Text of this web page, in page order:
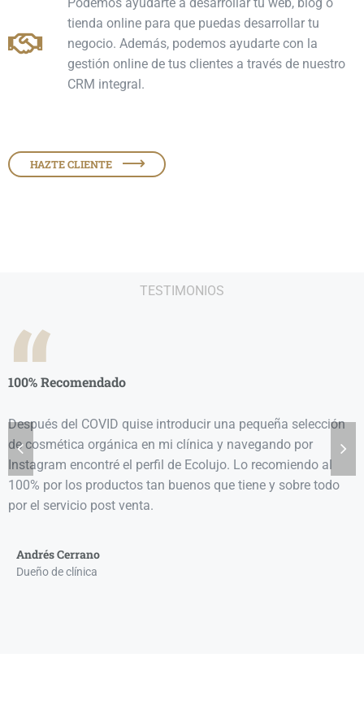
tienda online para que puedas desarrollar tu
negocio. Además, podemos ayudarte con la
gestión online de tus clientes a través de nuestro
CRM integral.
HAZTE CLIENTE
TESTIMONIOS
“
100% Recomendado
Después del COVID quise introducir una pequeña selección
de cosmética orgánica en mi clínica y navegando por
Instagram encontré el perfil de Ecolujo. Lo recomiendo al
100% por los productos tan buenos que tiene y sobre todo
por el servicio post venta.
Andrés Cerrano
Dueño de clínica